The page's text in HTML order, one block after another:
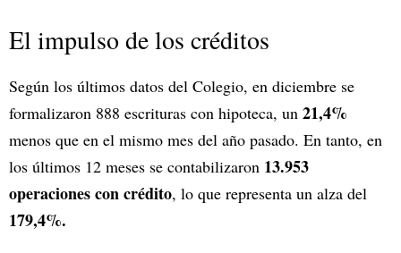
El impulso de los créditos
Según los últimos datos del Colegio, en diciembre se
formalizaron 888 escrituras con hipoteca, un 21,4%
menos que en el mismo mes del año pasado. En tanto, en
los últimos 12 meses se contabilizaron 13.953
operaciones con crédito, lo que representa un alza del
179,4%.